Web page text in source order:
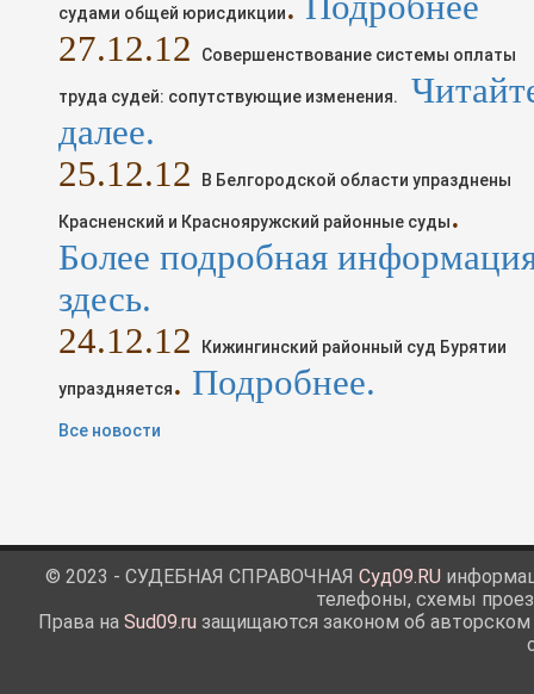
судами общей юрисдикции
27.12.12 Совершенствование системы оплаты
труда судей: сопутствующие изменения.
далее.
25.12.12 В Белгородской области упразднены
Красненский и Краснояружский районные суды.
Более подробная
здесь.
24.12.12 Кижингинский районный суд Бурятии
упраздняется. Подробнее.
Все новости
© 2023 - СУДЕБНАЯ СПРАВОЧНАЯ Суд09.RU
телефоны, схемы
Права на Sud09.ru защищаются законом об авторском